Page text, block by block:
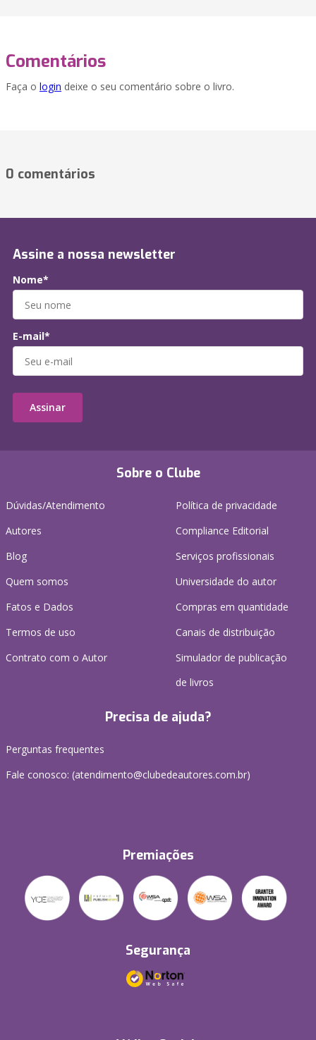
Comentários
Faça o login deixe o seu comentário sobre o livro.
0 comentários
Sobre o Clube
Dúvidas/Atendimento
Autores
Blog
Quem somos
Fatos e Dados
Termos de uso
Contrato com o Autor
Política de privacidade
Compliance Editorial
Serviços profissionais
Universidade do autor
Compras em quantidade
Canais de distribuição
Simulador de publicação
de livros
Precisa de ajuda?
Perguntas frequentes
Fale conosco: (atendimento@clubedeautores.com.br)
Premiações
Segurança
Assine a nossa newsletter
Nome*
E-mail*
Assinar